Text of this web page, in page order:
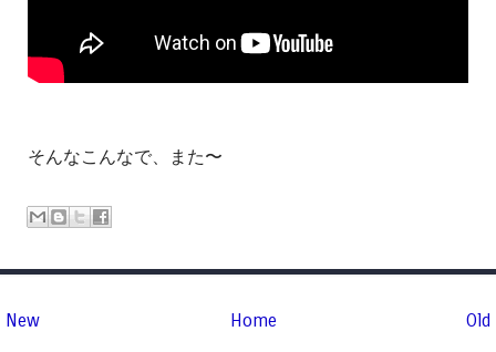
そんなこんなで、また〜
New Old
Home